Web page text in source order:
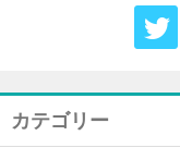
カテゴリー